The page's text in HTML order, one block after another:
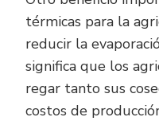
térmicas para la
reducir la
significa que los
regar tanto sus
costos de